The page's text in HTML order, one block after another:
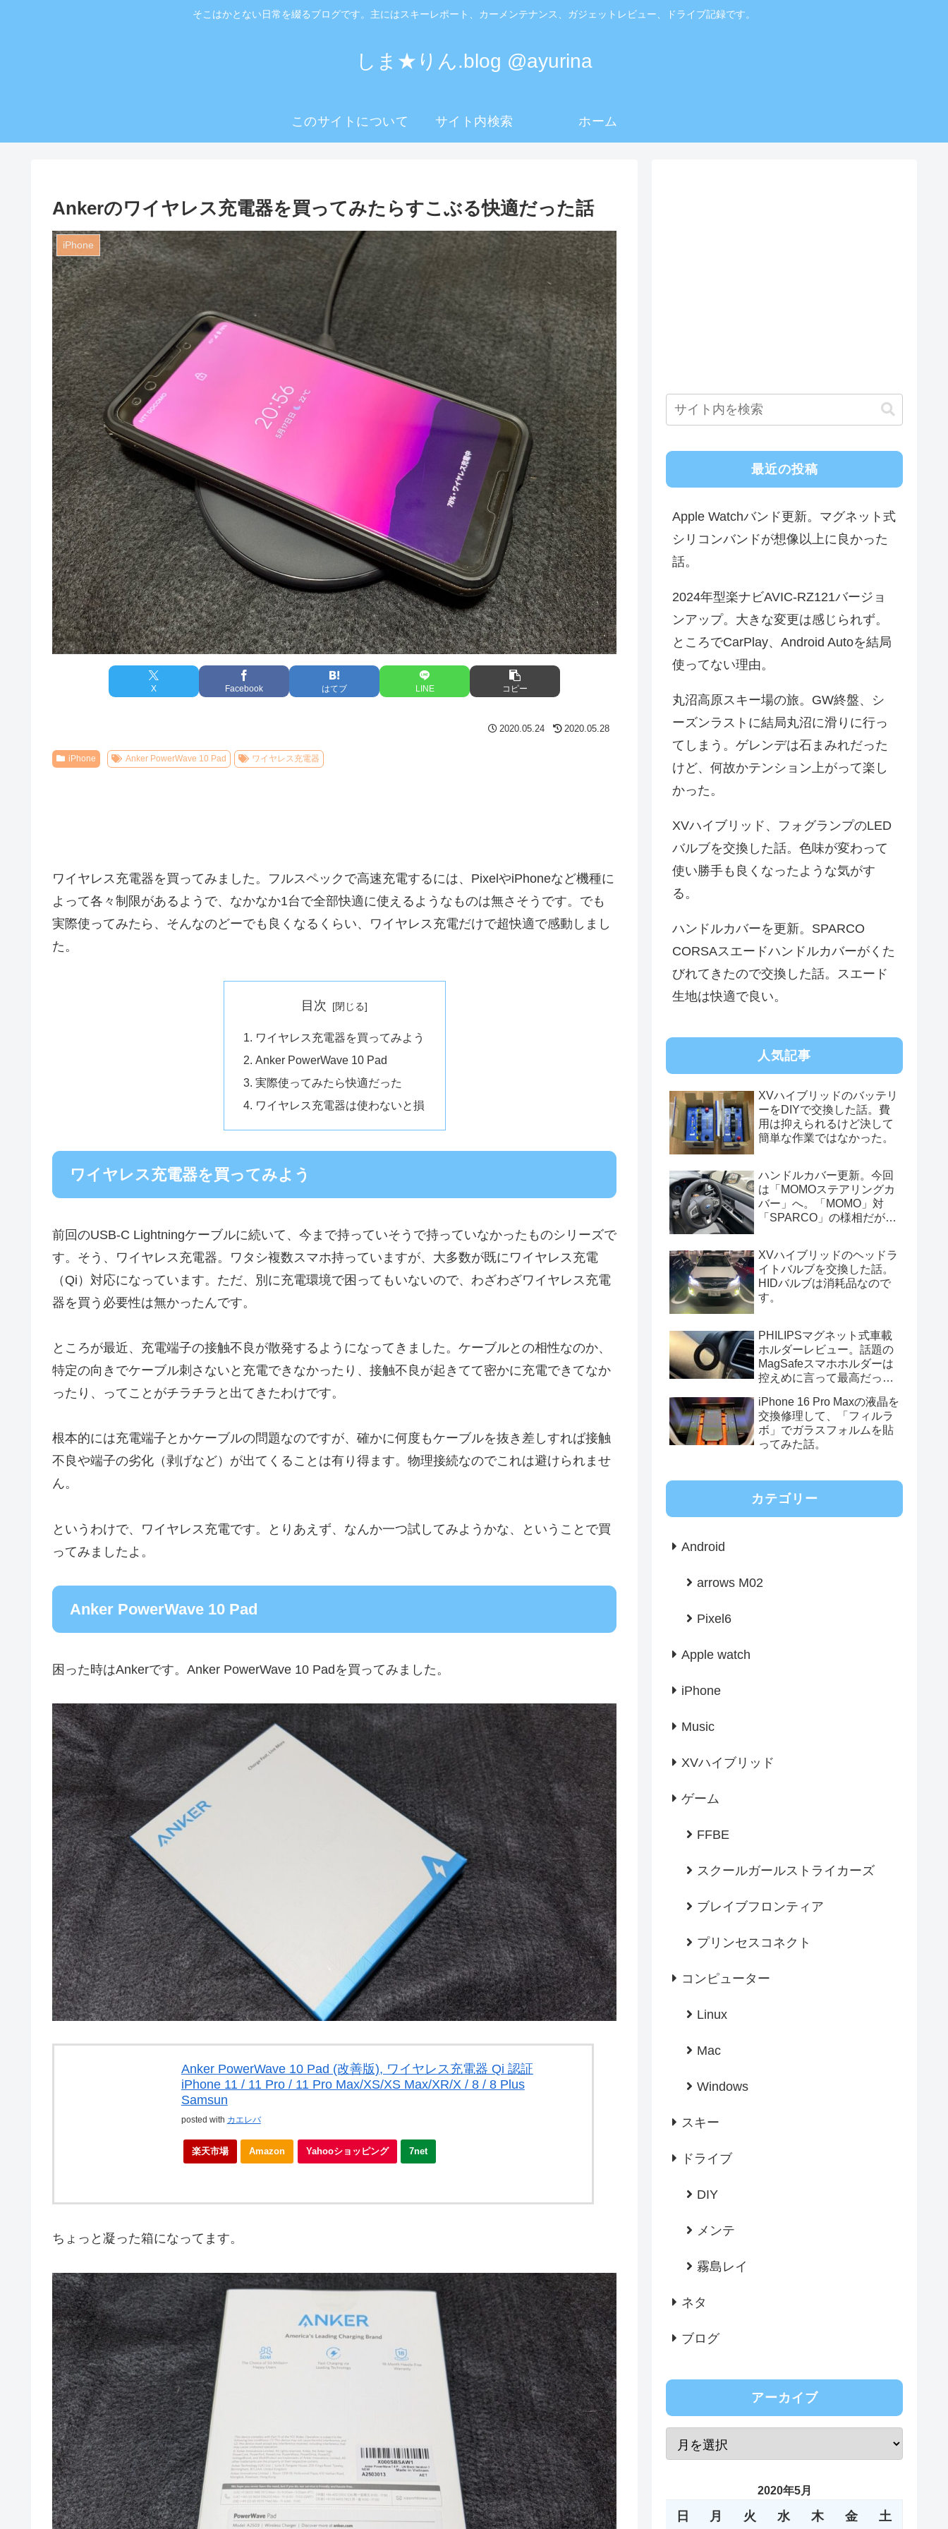
そこはかとない日常を綴るブログです。主にはスキーレポート、カーメンテナンス、ガジェットレビュー、ドライブ記録です。
しま★りん.blog @ayurina
このサイトについて サイト内検索 ホーム
Ankerのワイヤレス充電器を買ってみたらすこぶる快適だった話
iPhone
X Facebook はてブ LINE コピー
2020.05.24 2020.05.28
iPhone Anker PowerWave 10 Pad ワイヤレス充電器
ワイヤレス充電器を買ってみました。フルスペックで高速充電するには、PixelやiPhoneなど機種に
よって各々制限があるようで、なかなか1台で全部快適に使えるようなものは無さそうです。でも
実際使ってみたら、そんなのどーでも良くなるくらい、ワイヤレス充電だけで超快適で感動しまし
た。
目次
ワイヤレス充電器を買ってみよう
Anker PowerWave 10 Pad
実際使ってみたら快適だった
ワイヤレス充電器は使わないと損
ワイヤレス充電器を買ってみよう
前回のUSB-C Lightningケーブルに続いて、今まで持っていそうで持っていなかったものシリーズで
す。そう、ワイヤレス充電器。ワタシ複数スマホ持っていますが、大多数が既にワイヤレス充電
（Qi）対応になっています。ただ、別に充電環境で困ってもいないので、わざわざワイヤレス充電
器を買う必要性は無かったんです。
ところが最近、充電端子の接触不良が散発するようになってきました。ケーブルとの相性なのか、
特定の向きでケーブル刺さないと充電できなかったり、接触不良が起きてて密かに充電できてなか
ったり、ってことがチラチラと出てきたわけです。
根本的には充電端子とかケーブルの問題なのですが、確かに何度もケーブルを抜き差しすれば接触
不良や端子の劣化（剥げなど）が出てくることは有り得ます。物理接続なのでこれは避けられませ
ん。
というわけで、ワイヤレス充電です。とりあえず、なんか一つ試してみようかな、ということで買
ってみましたよ。
Anker PowerWave 10 Pad
困った時はAnkerです。Anker PowerWave 10 Padを買ってみました。
Anker PowerWave 10 Pad (改善版), ワイヤレス充電器 Qi 認証
iPhone 11 / 11 Pro / 11 Pro Max/XS/XS Max/XR/X / 8 / 8 Plus
Samsun
posted with カエレバ
楽天市場 Amazon Yahooショッピング 7net
ちょっと凝った箱になってます。
最近の投稿
Apple Watchバンド更新。マグネット式
シリコンバンドが想像以上に良かった
話。
2024年型楽ナビAVIC-RZ121バージョ
ンアップ。大きな変更は感じられず。
ところでCarPlay、Android Autoを結局
使ってない理由。
丸沼高原スキー場の旅。GW終盤、シ
ーズンラストに結局丸沼に滑りに行っ
てしまう。ゲレンデは石まみれだった
けど、何故かテンション上がって楽し
かった。
XVハイブリッド、フォグランプのLED
バルブを交換した話。色味が変わって
使い勝手も良くなったような気がす
る。
ハンドルカバーを更新。SPARCO
CORSAスエードハンドルカバーがくた
びれてきたので交換した話。スエード
生地は快適で良い。
人気記事
XVハイブリッドのバッテリ
ーをDIYで交換した話。費
用は抑えられるけど決して
簡単な作業ではなかった。
ハンドルカバー更新。今回
は「MOMOステアリングカ
バー」へ。「MOMO」対
「SPARCO」の様相だが、
XVハイブリッドのヘッドラ
イトバルブを交換した話。
HIDバルブは消耗品なので
す。
PHILIPSマグネット式車載
ホルダーレビュー。話題の
MagSafeスマホホルダーは
控えめに言って最高だっ
iPhone 16 Pro Maxの液晶を
交換修理して、「フィルラ
ボ」でガラスフォルムを貼
ってみた話。
カテゴリー
Android
arrows M02
Pixel6
Apple watch
iPhone
Music
XVハイブリッド
ゲーム
FFBE
スクールガールストライカーズ
ブレイブフロンティア
プリンセスコネクト
コンピューター
Linux
Mac
Windows
スキー
ドライブ
DIY
メンテ
霧島レイ
ネタ
ブログ
アーカイブ
2020年5月
日 月 火 水 木 金 土